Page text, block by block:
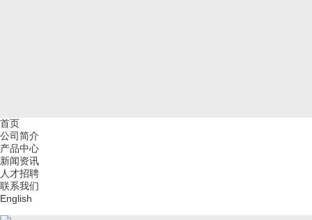
首页
公司简介
产品中心
新闻资讯
人才招聘
联系我们
English